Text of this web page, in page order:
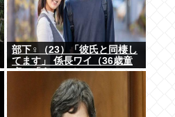
部下♀（23）「彼氏と同棲し
てます」 係長ワイ（36歳童
貞）「えっ…？」